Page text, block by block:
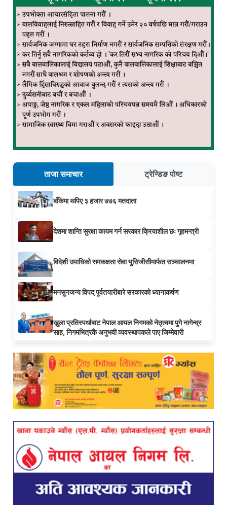
ताजा समाचार ट्रेन्डिङ पोष्ट
बाँकेमा थपिए ३ हजार ७७६ मतदाता
देशमा शान्ति सुरक्षा कायम गर्न सरकार क्रियाशील छः गृहमन्त्री
विदेशी उपाधिको समकक्षता सेवा युसिजीसीमार्फत सञ्चालनमा
मनसुनजन्य विपद् पूर्वतयारीबारे सरकारको ध्यानाकर्षण
खुला प्रतिस्पर्धाबाट नेपाल आयल निगमको नेतृत्वमा पुगे नागेन्द्र
साह, निगमभित्रकै अनुभवी व्यवस्थापकले पाए जिम्मेवारी